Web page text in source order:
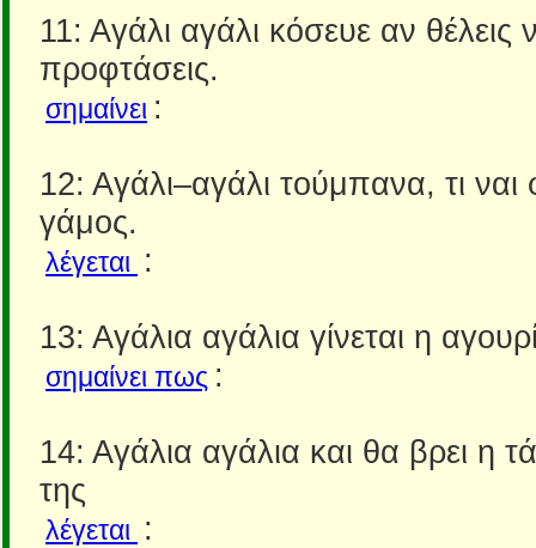
11: Αγάλι αγάλι κόσευε αν θέλεις
προφτάσεις.
σημαίνει :
12: Αγάλι–αγάλι τούμπανα, τι
γάμος.
λέγεται :
13: Αγάλια αγάλια γίνεται η
σημαίνει πως :
14: Αγάλια αγάλια και θα βρει η
της
λέγεται :